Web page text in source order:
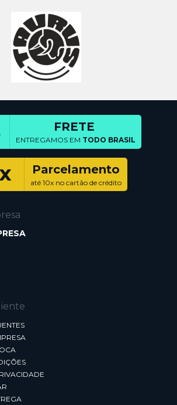
FRETE
ENTREGAMOS EM TODO BRASIL
Parcelamento
até 10x no cartão de crédito